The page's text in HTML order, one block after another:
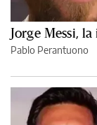
Jorge Messi,
Pablo Perantuono